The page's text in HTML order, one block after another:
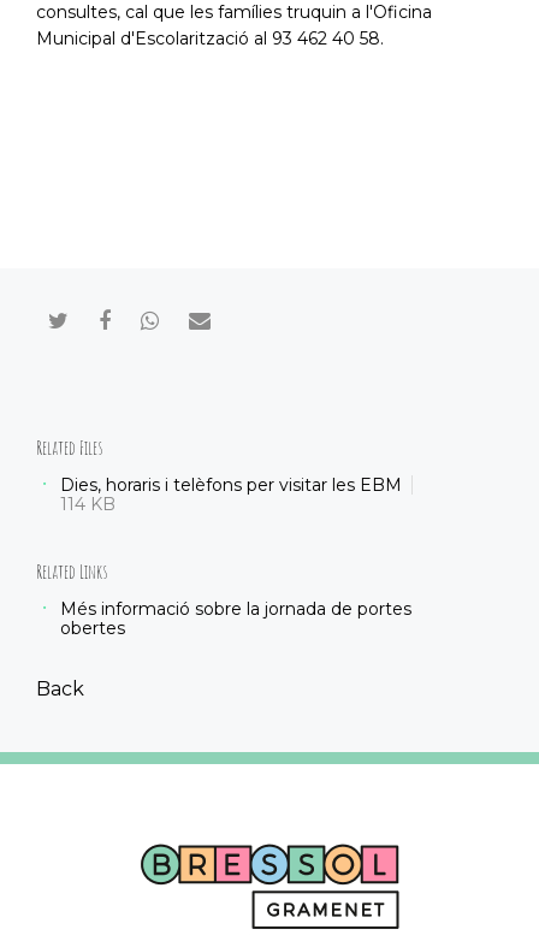
Related Files
Dies, horaris i telèfons per visitar les EBM
114 KB
Related Links
Més informació sobre la jornada de portes
obertes
Back
consultes, cal que les famílies truquin a l'Oficina
Municipal d'Escolarització al 93 462 40 58.